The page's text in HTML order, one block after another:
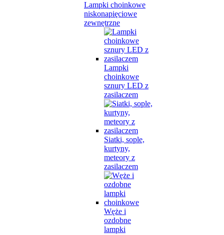
Lampki choinkowe
niskonapięciowe
zewnętrzne
Lampki
choinkowe
sznury LED z
zasilaczem
Siatki, sople,
kurtyny,
meteory z
zasilaczem
Węże i
ozdobne
lampki